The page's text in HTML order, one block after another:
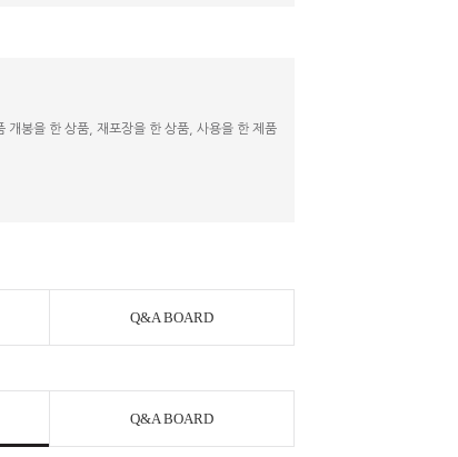
개봉을 한 상품, 재포장을 한 상품, 사용을 한 제품
Q&A BOARD
Q&A BOARD